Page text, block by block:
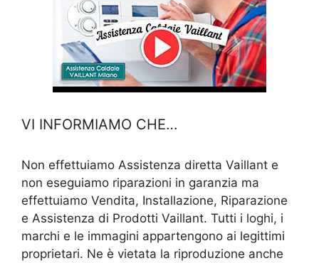
VI INFORMIAMO CHE…
Non effettuiamo Assistenza diretta Vaillant e
non eseguiamo riparazioni in garanzia ma
effettuiamo Vendita, Installazione, Riparazione
e Assistenza di Prodotti Vaillant. Tutti i loghi, i
marchi e le immagini appartengono ai legittimi
proprietari. Ne è vietata la riproduzione anche